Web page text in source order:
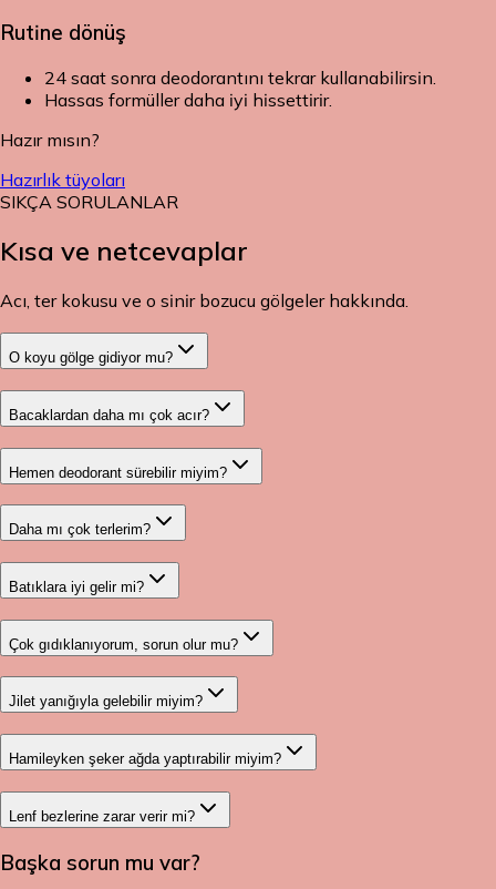
Rutine dönüş
24 saat sonra deodorantını tekrar kullanabilirsin.
Hassas formüller daha iyi hissettirir.
Hazır mısın?
Hazırlık tüyoları
SIKÇA SORULANLAR
Kısa ve netcevaplar
Acı, ter kokusu ve o sinir bozucu gölgeler hakkında.
O koyu gölge gidiyor mu?
Bacaklardan daha mı çok acır?
Hemen deodorant sürebilir miyim?
Daha mı çok terlerim?
Batıklara iyi gelir mi?
Çok gıdıklanıyorum, sorun olur mu?
Jilet yanığıyla gelebilir miyim?
Hamileyken şeker ağda yaptırabilir miyim?
Lenf bezlerine zarar verir mi?
Başka sorun mu var?